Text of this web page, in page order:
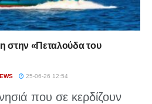
στην «Πεταλούδα του
25-06-26 12:54
που σε κερδίζουν